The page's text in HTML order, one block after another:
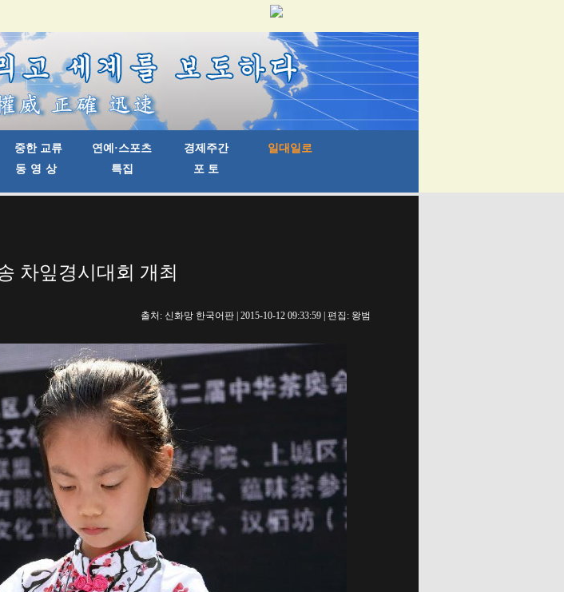
차잎경시대회 개최
출처: 신화망 한국어판 | 2015-10-12 09:33:59 | 편집: 왕범